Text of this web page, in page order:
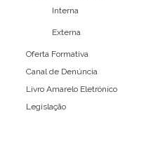
Interna
Externa
Oferta Formativa
Canal de Denúncia
Livro Amarelo Eletrónico
Legislação